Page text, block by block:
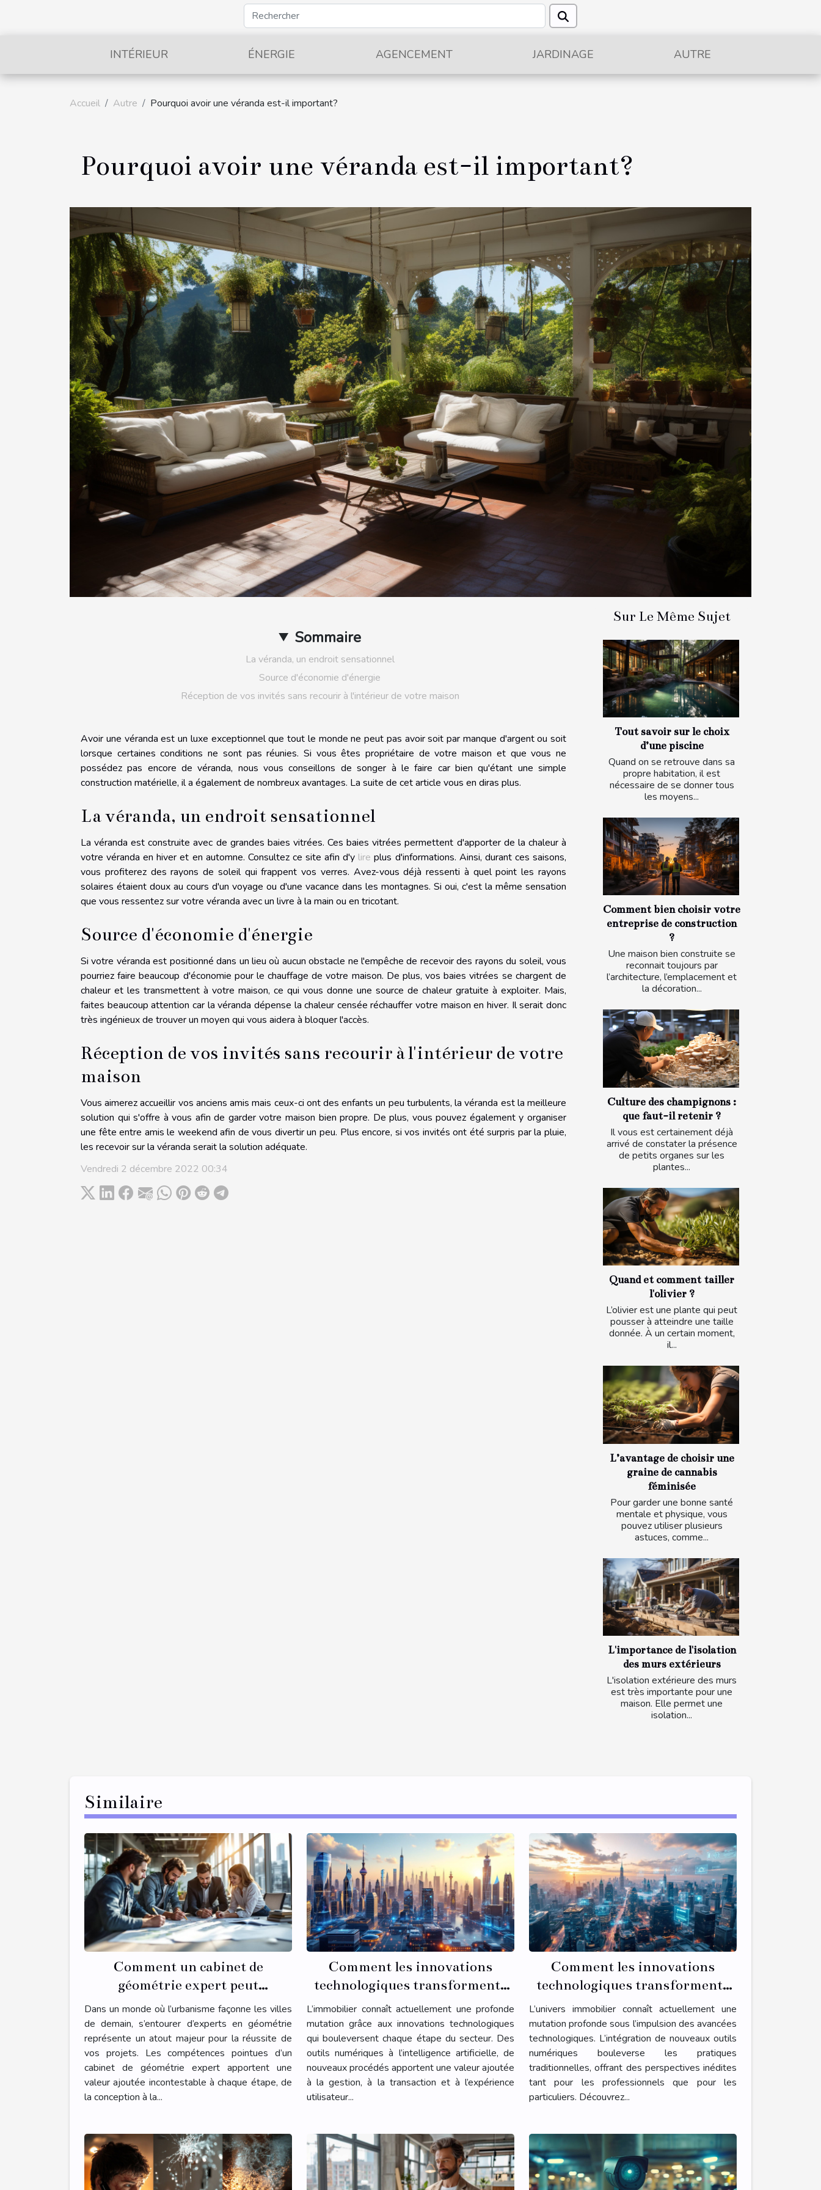
INTÉRIEUR ÉNERGIE AGENCEMENT JARDINAGE AUTRE
Accueil Autre Pourquoi avoir une véranda est-il important?
Pourquoi avoir une véranda est-il important?
Sommaire
La véranda, un endroit sensationnel
Source d'économie d'énergie
Réception de vos invités sans recourir à l'intérieur de votre maison
Avoir une véranda est un luxe exceptionnel que tout le monde ne peut pas avoir soit par manque d'argent ou soit
lorsque certaines conditions ne sont pas réunies. Si vous êtes propriétaire de votre maison et que vous ne
possédez pas encore de véranda, nous vous conseillons de songer à le faire car bien qu'étant une simple
construction matérielle, il a également de nombreux avantages. La suite de cet article vous en diras plus.
La véranda, un endroit sensationnel
La véranda est construite avec de grandes baies vitrées. Ces baies vitrées permettent d'apporter de la chaleur à
votre véranda en hiver et en automne. Consultez ce site afin d'y lire plus d'informations. Ainsi, durant ces saisons,
vous profiterez des rayons de soleil qui frappent vos verres. Avez-vous déjà ressenti à quel point les rayons
solaires étaient doux au cours d'un voyage ou d'une vacance dans les montagnes. Si oui, c'est la même sensation
que vous ressentez sur votre véranda avec un livre à la main ou en tricotant.
Source d'économie d'énergie
Si votre véranda est positionné dans un lieu où aucun obstacle ne l'empêche de recevoir des rayons du soleil, vous
pourriez faire beaucoup d'économie pour le chauffage de votre maison. De plus, vos baies vitrées se chargent de
chaleur et les transmettent à votre maison, ce qui vous donne une source de chaleur gratuite à exploiter. Mais,
faites beaucoup attention car la véranda dépense la chaleur censée réchauffer votre maison en hiver. Il serait donc
très ingénieux de trouver un moyen qui vous aidera à bloquer l'accès.
Réception de vos invités sans recourir à l'intérieur de votre
maison
Vous aimerez accueillir vos anciens amis mais ceux-ci ont des enfants un peu turbulents, la véranda est la meilleure
solution qui s'offre à vous afin de garder votre maison bien propre. De plus, vous pouvez également y organiser
une fête entre amis le weekend afin de vous divertir un peu. Plus encore, si vos invités ont été surpris par la pluie,
les recevoir sur la véranda serait la solution adéquate.
Vendredi 2 décembre 2022 00:34
Sur Le Même Sujet
Tout savoir sur le choix
d’une piscine
Quand on se retrouve dans sa
propre habitation, il est
nécessaire de se donner tous
les moyens...
Comment bien choisir votre
entreprise de construction
?
Une maison bien construite se
reconnait toujours par
l’architecture, l’emplacement et
la décoration...
Culture des champignons :
que faut-il retenir ?
Il vous est certainement déjà
arrivé de constater la présence
de petits organes sur les
plantes...
Quand et comment tailler
l'olivier ?
L’olivier est une plante qui peut
pousser à atteindre une taille
donnée. À un certain moment,
il...
L’avantage de choisir une
graine de cannabis
féminisée
Pour garder une bonne santé
mentale et physique, vous
pouvez utiliser plusieurs
astuces, comme...
L'importance de l'isolation
des murs extérieurs
L'isolation extérieure des murs
est très importante pour une
maison. Elle permet une
isolation...
Similaire
Comment un cabinet de
géométrie expert peut
transformer votre projet
d'urbanisme ?
Dans un monde où l’urbanisme façonne les villes
de demain, s’entourer d’experts en géométrie
représente un atout majeur pour la réussite de
vos projets. Les compétences pointues d’un
cabinet de géométrie expert apportent une
valeur ajoutée incontestable à chaque étape, de
la conception à la...
Comment les innovations
technologiques transforment-
elles l'immobilier ?
L’immobilier connaît actuellement une profonde
mutation grâce aux innovations technologiques
qui bouleversent chaque étape du secteur. Des
outils numériques à l’intelligence artificielle, de
nouveaux procédés apportent une valeur ajoutée
à la gestion, à la transaction et à l’expérience
utilisateur...
Comment les innovations
technologiques transforment-
elles le secteur immobilier ?
L’univers immobilier connaît actuellement une
mutation profonde sous l’impulsion des avancées
technologiques. L’intégration de nouveaux outils
numériques bouleverse les pratiques
traditionnelles, offrant des perspectives inédites
tant pour les professionnels que pour les
particuliers. Découvrez...